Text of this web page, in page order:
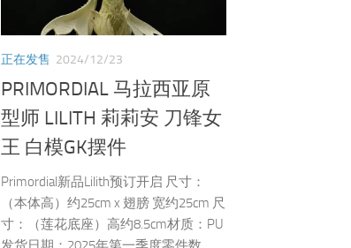
正在发售 2024/12/23
PRIMORDIAL 马拉西亚原
型师 LILITH 莉莉安 刀锋女
王 白模GK摆件
Primordial新品Lilith预订开启 尺寸：
（本体高）约25cm x 翅膀 宽约25cm 尺
寸：（莲花底座）高约8.5cm材质：PU